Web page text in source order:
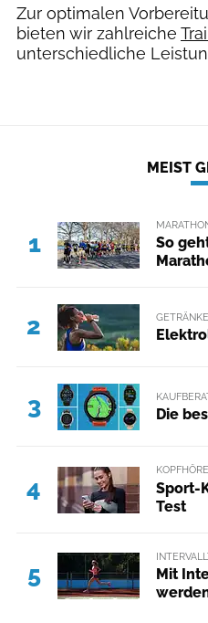
Zur optimalen
bieten wir zahlreiche
unterschiedliche
MEIST
1
So
2
3 Die
4
Sport-
Test
5
Mit